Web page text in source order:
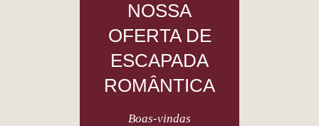
NOSSA
OFERTA DE
ESCAPADA
ROMÂNTICA
Boas-vindas